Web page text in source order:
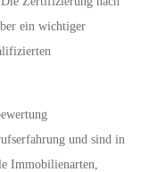
ein wichtiger
und sind in
Immobilienarten,